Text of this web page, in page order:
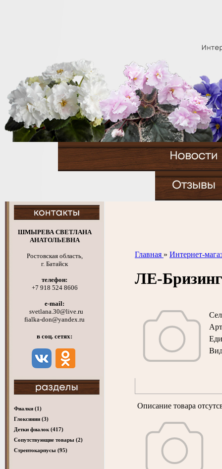
ШМЫРЕВА СВЕТЛАНА
АНАТОЛЬЕВНА
Ростовская область,
г. Батайск
телефон:
+7 918 524 8606
e-mail:
svetlana.30@live.ru
fialka-don@yandex.ru
в соц. сетях:
Фиалки (1)
Глоксинии (3)
Детки фиалок (417)
Cопутствующие товары (2)
Стрептокарпусы (95)
Главная » Интернет-
ЛЕ-
Описание товара